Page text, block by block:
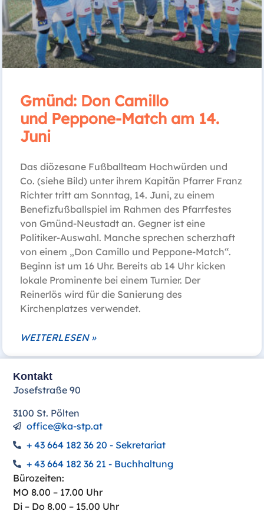
Gmünd: Don Camillo
und Peppone-Match am 14.
Juni
Das diözesane Fußballteam Hochwürden und
Co. (siehe Bild) unter ihrem Kapitän Pfarrer Franz
Richter tritt am Sonntag, 14. Juni, zu einem
Benefizfußballspiel im Rahmen des Pfarrfestes
von Gmünd-Neustadt an. Gegner ist eine
Politiker-Auswahl. Manche sprechen scherzhaft
von einem „Don Camillo und Peppone-Match“.
Beginn ist um 16 Uhr. Bereits ab 14 Uhr kicken
lokale Prominente bei einem Turnier. Der
Reinerlös wird für die Sanierung des
Kirchenplatzes verwendet.
WEITERLESEN »
Kontakt
Josefstraße 90
3100 St. Pölten
office@ka-stp.at
+ 43 664 182 36 20 - Sekretariat
+ 43 664 182 36 21 - Buchhaltung
Bürozeiten:
MO 8.00 – 17.00 Uhr
Di – Do 8.00 – 15.00 Uhr